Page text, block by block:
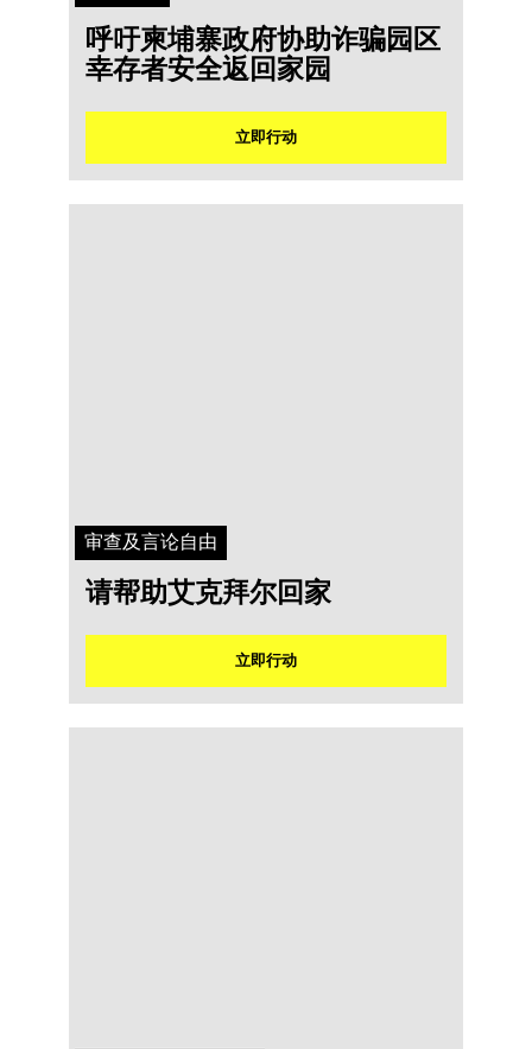
呼吁柬埔寨政府协助诈骗园区
幸存者安全返回家园
立即行动
审查及言论自由
请帮助艾克拜尔回家
立即行动